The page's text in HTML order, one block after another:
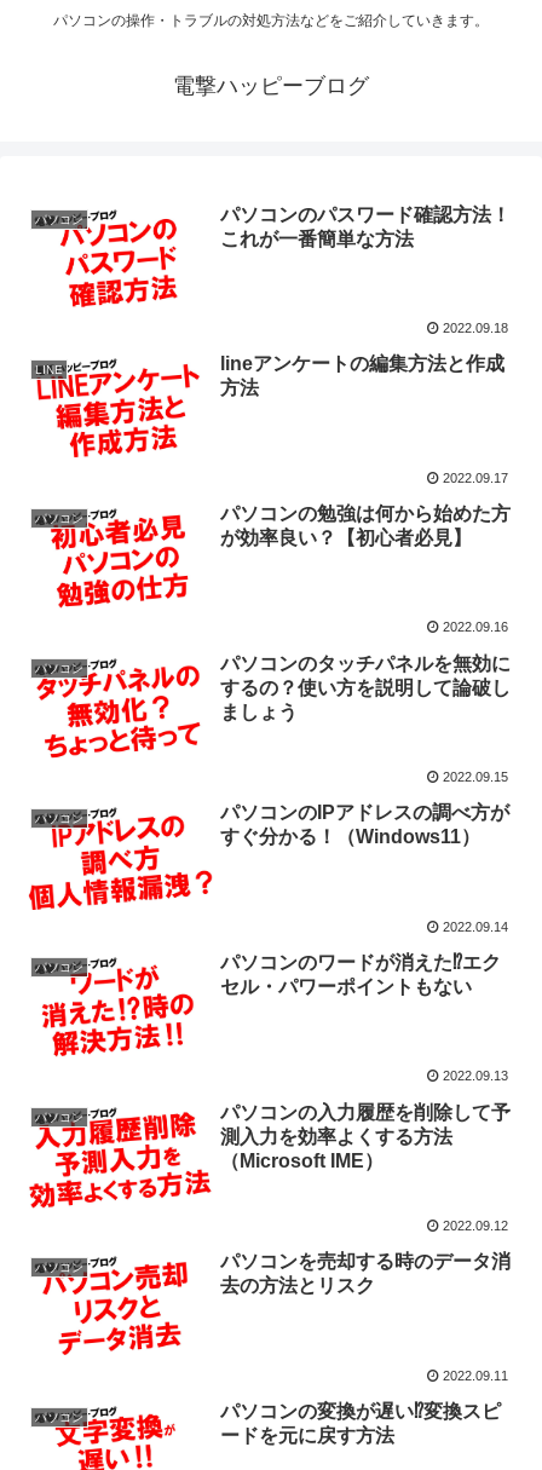
パソコンの操作・トラブルの対処方法などをご紹介していきます。
電撃ハッピーブログ
パソコン
パソコンのパスワード確認方法！
これが一番簡単な方法
2022.09.18
LINE
lineアンケートの編集方法と作成
方法
2022.09.17
パソコン
パソコンの勉強は何から始めた方
が効率良い？【初心者必見】
2022.09.16
パソコン
パソコンのタッチパネルを無効に
するの？使い方を説明して論破し
ましょう
2022.09.15
パソコン
パソコンのIPアドレスの調べ方が
すぐ分かる！（Windows11）
2022.09.14
パソコン
パソコンのワードが消えた⁉エク
セル・パワーポイントもない
2022.09.13
パソコン
パソコンの入力履歴を削除して予
測入力を効率よくする方法
（Microsoft IME）
2022.09.12
パソコン
パソコンを売却する時のデータ消
去の方法とリスク
2022.09.11
パソコン
パソコンの変換が遅い⁉変換スピ
ードを元に戻す方法